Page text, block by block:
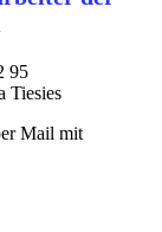
95
Tiesies
Mail mit